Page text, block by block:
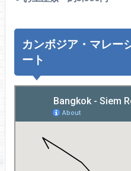
カンボジア・マレー
ート